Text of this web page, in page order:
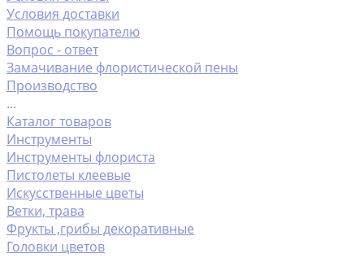
Условия доставки
Помощь покупателю
Вопрос - ответ
Замачивание флористической пены
Производство
...
Каталог товаров
Инструменты
Инструменты флориста
Пистолеты клеевые
Искусственные цветы
Ветки, трава
Фрукты ,грибы декоративные
Головки цветов